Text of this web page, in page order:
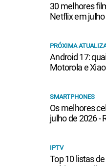
30 melhores
Netflix em
PRÓXIMA
Android 17:
Motorola e
SMARTPHONES
Os melhores
julho de 2026 -
IPTV
Top 10 listas